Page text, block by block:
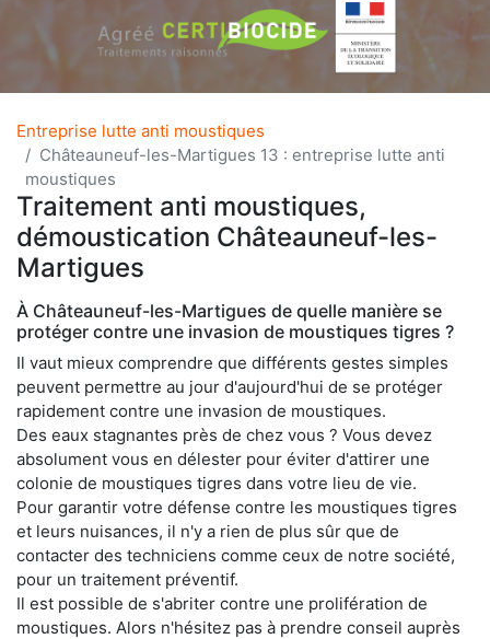
Entreprise lutte anti moustiques
Châteauneuf-les-Martigues 13 : entreprise lutte anti
moustiques
Traitement anti moustiques,
démoustication Châteauneuf-les-
Martigues
À Châteauneuf-les-Martigues de quelle manière se
protéger contre une invasion de moustiques tigres ?
Il vaut mieux comprendre que différents gestes simples
peuvent permettre au jour d'aujourd'hui de se protéger
rapidement contre une invasion de moustiques.
Des eaux stagnantes près de chez vous ? Vous devez
absolument vous en délester pour éviter d'attirer une
colonie de moustiques tigres dans votre lieu de vie.
Pour garantir votre défense contre les moustiques tigres
et leurs nuisances, il n'y a rien de plus sûr que de
contacter des techniciens comme ceux de notre société,
pour un traitement préventif.
Il est possible de s'abriter contre une prolifération de
moustiques. Alors n'hésitez pas à prendre conseil auprès